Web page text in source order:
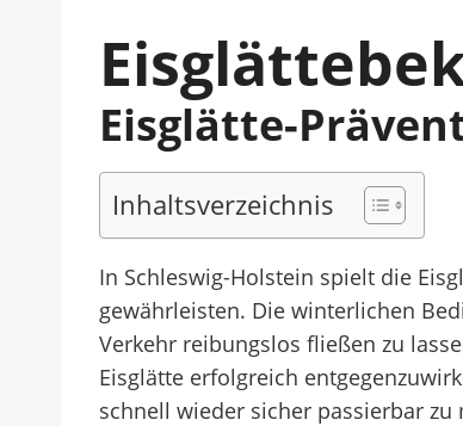
Eisglätte-
Inhaltsverzeichnis
In Schleswig-Holstein spielt die
gewährleisten. Die winterlichen
Verkehr reibungslos fließen zu
Eisglätte erfolgreich
schnell wieder sicher passierbar